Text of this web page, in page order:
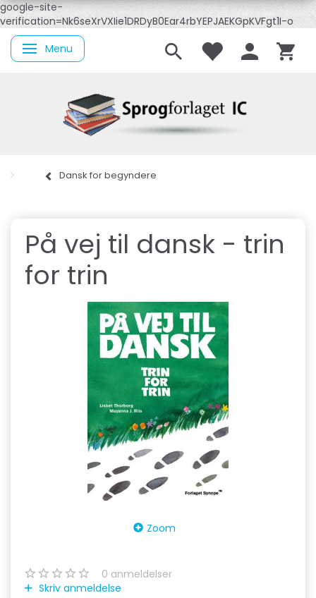
google-site-
verification=Nk6seXrVXIie1DRDyB0Ear4rbYEPJAEKGpKVFgt1I-o
Skifte navigation
Menu
Dansk for begyndere
På vej til dansk - trin
for trin
Zoom
0 anmeldelser
Skriv anmeldelse